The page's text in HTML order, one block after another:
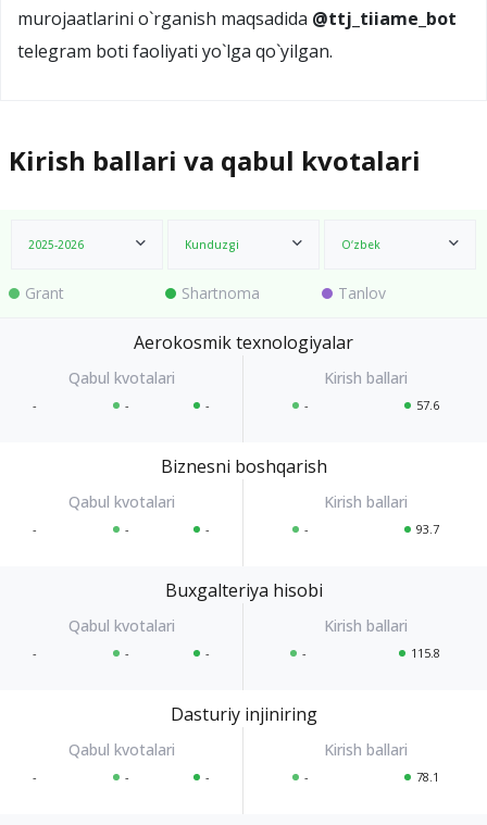
murojaatlarini o`rganish maqsadida @ttj_tiiame_bot
telegram boti faoliyati yo`lga qo`yilgan.
Kirish ballari va qabul kvotalari
2025-2026 Kunduzgi O‘zbek
Grant Shartnoma Tanlov
Aerokosmik texnologiyalar
- - - - 57.6
Biznesni boshqarish
- - - - 93.7
Buxgalteriya hisobi
- - - - 115.8
Dasturiy injiniring
- - - - 78.1